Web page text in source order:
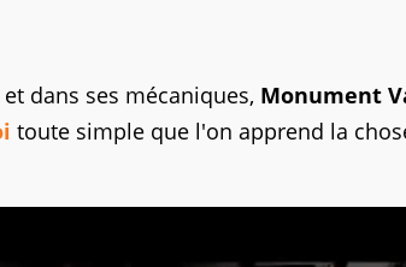
dans ses mécaniques, Monument
toute simple que l'on apprend la